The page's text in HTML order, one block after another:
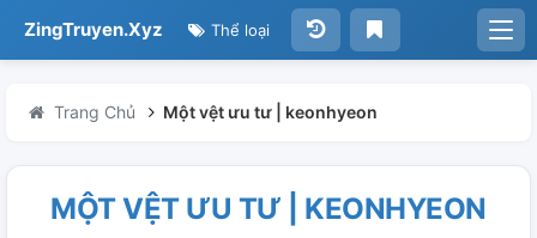
ZingTruyen.Xyz Thể loại
Trang Chủ Một vệt ưu tư | keonhyeon
MỘT VỆT ƯU TƯ | KEONHYEON